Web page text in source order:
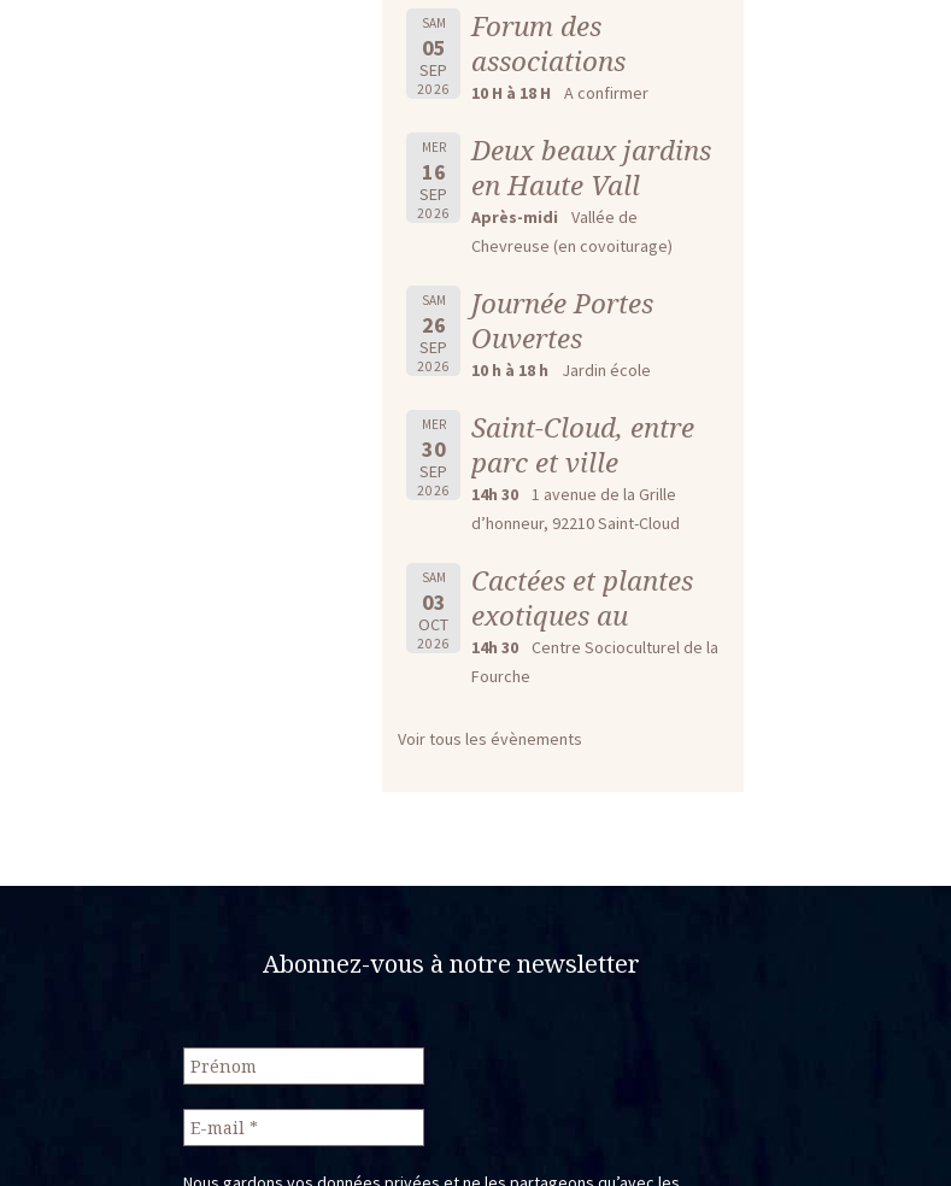
SAM
05
SEP
2026
Forum des
associations
10 H à 18 H A confirmer
MER
16
SEP
2026
Deux beaux jardins
en Haute Vall
Après-midi
Vallée de
Chevreuse (en covoiturage)
SAM
26
SEP
2026
Journée Portes
Ouvertes
10 h à 18 h Jardin école
MER
30
SEP
2026
Saint-Cloud, entre
parc et ville
14h 30
1 avenue de la Grille
d’honneur, 92210 Saint-Cloud
SAM
03
OCT
2026
Cactées et plantes
exotiques au
14h 30
Centre Socioculturel de la
Fourche
Voir tous les évènements
Abonnez-vous à notre newsletter